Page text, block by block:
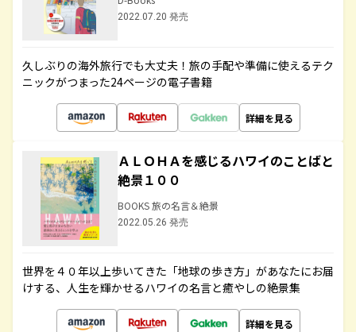
2022.07.20 発売
久しぶりの海外旅行でも大丈夫！旅の手配や準備に使えるテク
ニックがつまった24ページの電子書籍
詳細を見る
ＡＬＯＨＡを感じるハワイのことばと
絶景１００
BOOKS 旅の名言＆絶景
2022.05.26 発売
世界を４０年以上歩いてきた「地球の歩き方」があなたにお届
けする、人生を輝かせるハワイの名言と癒やしの絶景集
詳細を見る